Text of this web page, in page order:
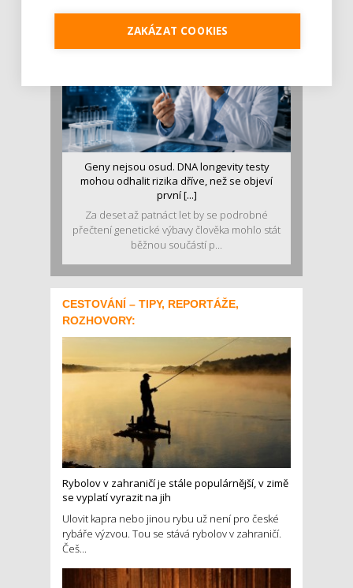
Geny nejsou osud. DNA longevity testy
mohou odhalit rizika dříve, než se objeví
první [...]
Za deset až patnáct let by se podrobné
přečtení genetické výbavy člověka mohlo stát
běžnou součástí p...
CESTOVÁNÍ – TIPY, REPORTÁŽE,
ROZHOVORY:
Rybolov v zahraničí je stále populárnější, v zimě
se vyplatí vyrazit na jih
Ulovit kapra nebo jinou rybu už není pro české
rybáře výzvou. Tou se stává rybolov v zahraničí.
Češ...
ZAKÁZAT COOKIES